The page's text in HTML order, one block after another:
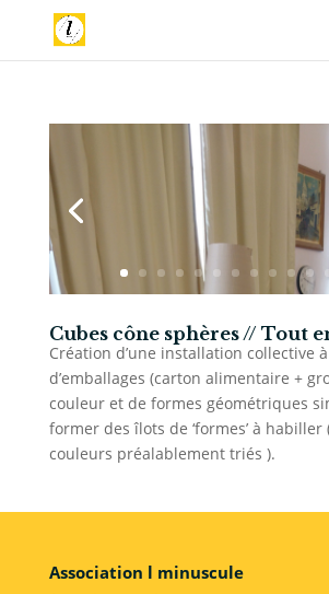
Cubes cône sphères // Tout
Création d’une installation collective
d’emballages (carton alimentaire +
couleur et de formes géométriques
former des îlots de ‘formes’ à
couleurs préalablement triés ).
Association l minuscule